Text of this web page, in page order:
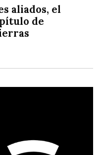
aliados, el
de